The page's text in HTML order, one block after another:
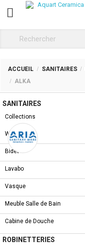
CATÉGORIE
SANITAIRES
Collections
WC
Bidet
Lavabo
Vasque
Meuble Salle de Bain
Cabine de Douche
ROBINETTERIES
ACCUEIL SANITAIRES
ALKA